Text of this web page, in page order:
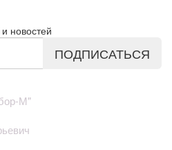
новостей
ПОДПИСАТЬСЯ
М"